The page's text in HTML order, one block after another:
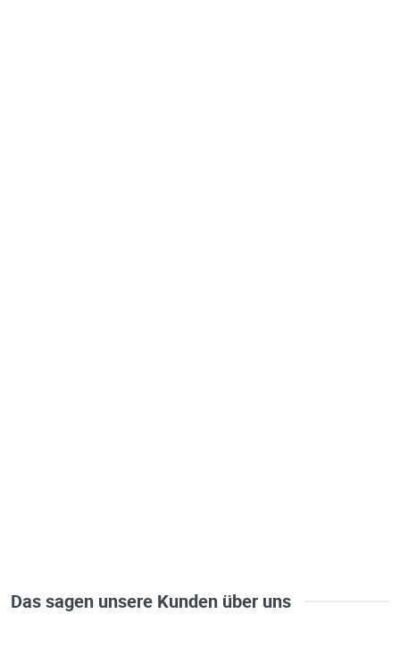
Das sagen unsere Kunden über uns